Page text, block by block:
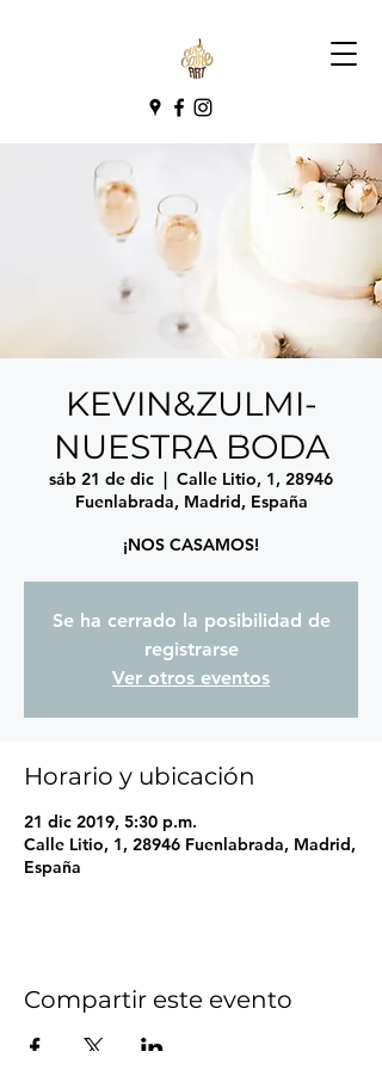
KEVIN&ZULMI-
NUESTRA BODA
sáb 21 de dic
  |
Calle Litio, 1, 28946
Fuenlabrada, Madrid, España
¡NOS CASAMOS!
Se ha cerrado la posibilidad de
registrarse
Ver otros eventos
Horario y ubicación
21 dic 2019, 5:30 p.m.
Calle Litio, 1, 28946 Fuenlabrada, Madrid,
España
Compartir este evento